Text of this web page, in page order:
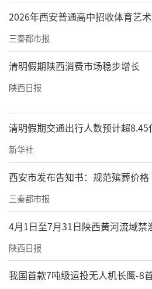
2026年西安普通高中招收体育艺
三秦都市报
清明假期陕西消费市场稳步增长
陕西日报
清明假期交通出行人数预计超8.45
新华社
西安市发布告知书：规范殡葬价
三秦都市报
4月1日至7月31日陕西黄河流域禁
陕西日报
我国首款7吨级运投无人机长鹰-8